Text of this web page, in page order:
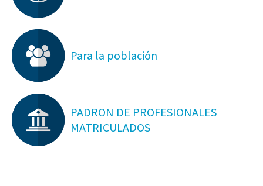
Para la población
PADRON DE PROFESIONALES
MATRICULADOS